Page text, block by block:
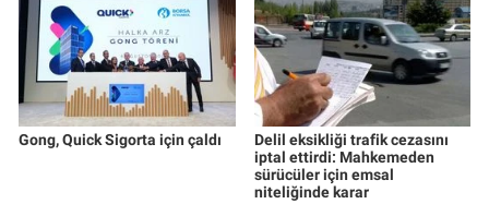
Gong, Quick Sigorta için çaldı
Delil eksikliği trafik cezasını
iptal ettirdi: Mahkemeden
sürücüler için emsal
niteliğinde karar